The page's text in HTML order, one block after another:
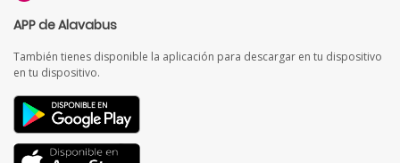
APP de Alavabus
También tienes disponible la aplicación para descargar en tu dispositivo
en tu dispositivo.